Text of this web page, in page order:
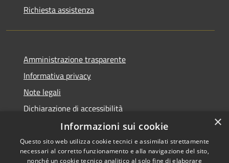
Richiesta assistenza
Amministrazione trasparente
Informativa privacy
Note legali
Dichiarazione di accessibilità
Copyright © 2026 • Comune di
×
Informazioni sui cookie
Questo sito web utilizza cookie tecnici e assimilati strettamente
necessari al corretto funzionamento e alla navigazione del sito,
nonché un cookie tecnico analitico al solo fine di elaborare